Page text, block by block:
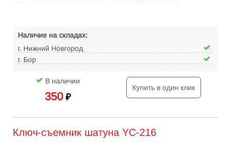
Наличие на складах:
г. Нижний Новгород
г. Бор
В наличии
350 ₽
Купить в один клик
Ключ-съемник шатуна YC-216